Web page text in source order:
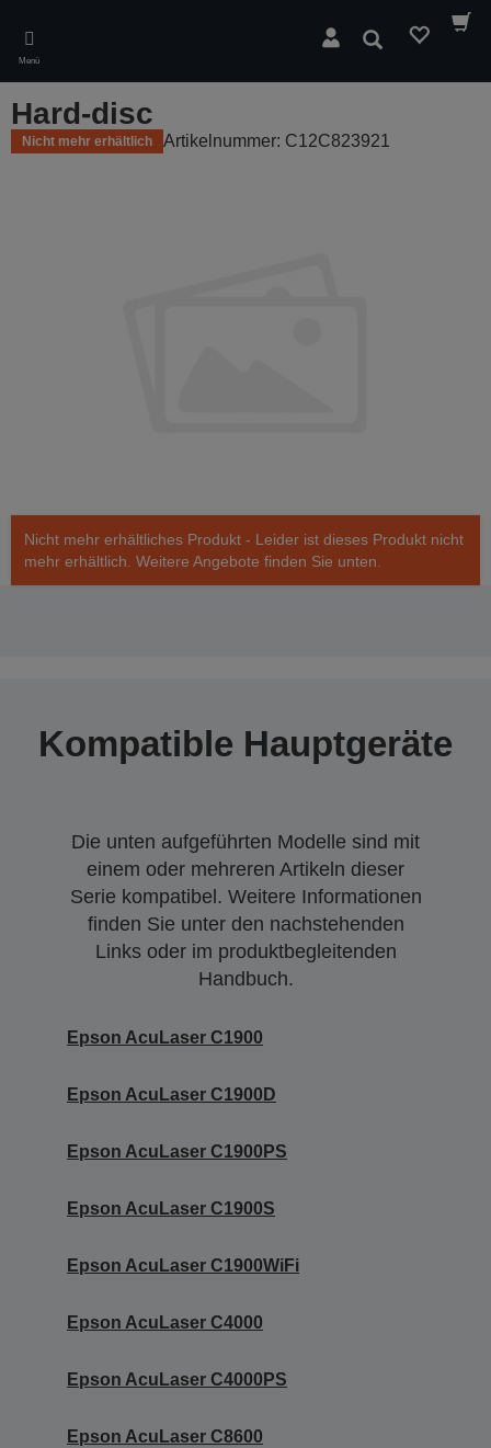
main
content
Menü
Suchen
Hard-disc
Nicht mehr erhältlich Artikelnummer: C12C823921
Nicht mehr erhältliches Produkt - Leider ist dieses Produkt nicht
mehr erhältlich. Weitere Angebote finden Sie unten.
Kompatible Hauptgeräte
Die unten aufgeführten Modelle sind mit
einem oder mehreren Artikeln dieser
Serie kompatibel. Weitere Informationen
finden Sie unter den nachstehenden
Links oder im produktbegleitenden
Handbuch.
Epson AcuLaser C1900
Epson AcuLaser C1900D
Epson AcuLaser C1900PS
Epson AcuLaser C1900S
Epson AcuLaser C1900WiFi
Epson AcuLaser C4000
Epson AcuLaser C4000PS
Epson AcuLaser C8600